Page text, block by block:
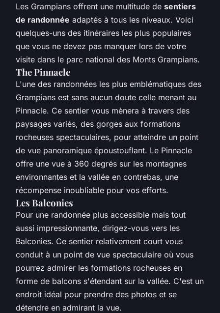
Les Grampians offrent une multitude de sentiers
de randonnée adaptés à tous les niveaux. Voici
quelques-uns des itinéraires les plus populaires
que vous ne devez pas manquer lors de votre
visite dans le parc national des Monts Grampians.
The Pinnacle
L'une des randonnées les plus emblématiques des
Grampians est sans aucun doute celle menant au
Pinnacle. Ce sentier vous mènera à travers des
paysages variés, des gorges aux formations
rocheuses spectaculaires, pour atteindre un point
de vue panoramique époustouflant. Le Pinnacle
offre une vue à 360 degrés sur les montagnes
environnantes et la vallée en contrebas, une
récompense inoubliable pour vos efforts.
Les Balconies
Pour une randonnée plus accessible mais tout
aussi impressionnante, dirigez-vous vers les
Balconies. Ce sentier relativement court vous
conduit à un point de vue spectaculaire où vous
pourrez admirer les formations rocheuses en
forme de balcons s'étendant sur la vallée. C'est un
endroit idéal pour prendre des photos et se
détendre en admirant la vue.